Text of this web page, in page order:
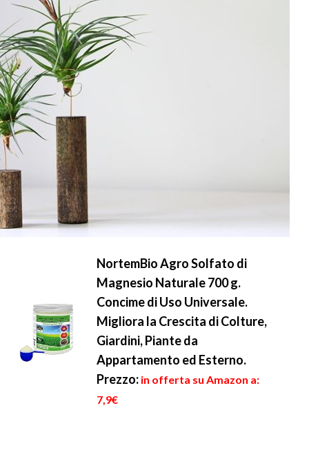
NortemBio Agro Solfato di
Magnesio Naturale 700 g.
Concime di Uso Universale.
Migliora la Crescita di Colture,
Giardini, Piante da
Appartamento ed Esterno.
Prezzo: in offerta su Amazon a:
7,9€